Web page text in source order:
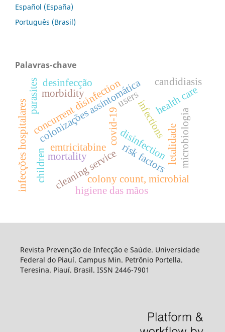
Español (España)
Português (Brasil)
Palavras-chave
covid-19
colonizações assintomáticainfections
concurrent disinfection health care
cleaning servicecolony count, microbial
disinfection
emtricitabine
users
morbidity
mortality
higiene das mãos
desinfecção
risk factors
infecções hospitalares
candidiasis
children
letalidademicrobiologia
parasites
Revista Prevenção de Infecção e Saúde. Universidade
Federal do Piauí. Campus Min. Petrônio Portella.
Teresina. Piauí. Brasil. ISSN 2446-7901